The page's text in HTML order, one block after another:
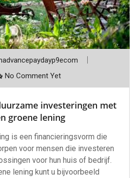
No Comment Yet
investeringen met
groene lening
is een financieringsvorm die
voor mensen die investeren
voor hun huis of bedrijf.
lening kunt u bijvoorbeeld